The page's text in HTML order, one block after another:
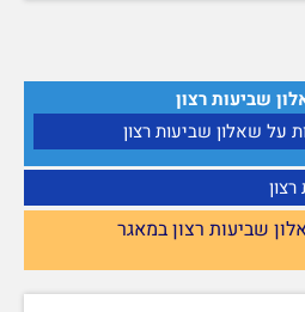
שביעות רצון
על שאלון שביעות רצון
שביעות רצון במאגר